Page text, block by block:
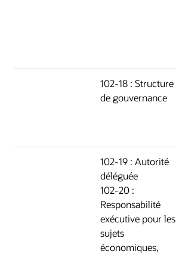
102-18 : Structure
de gouvernance
102-19 : Autorité
déléguée
102-20 :
Responsabilité
exécutive pour les
sujets
économiques,